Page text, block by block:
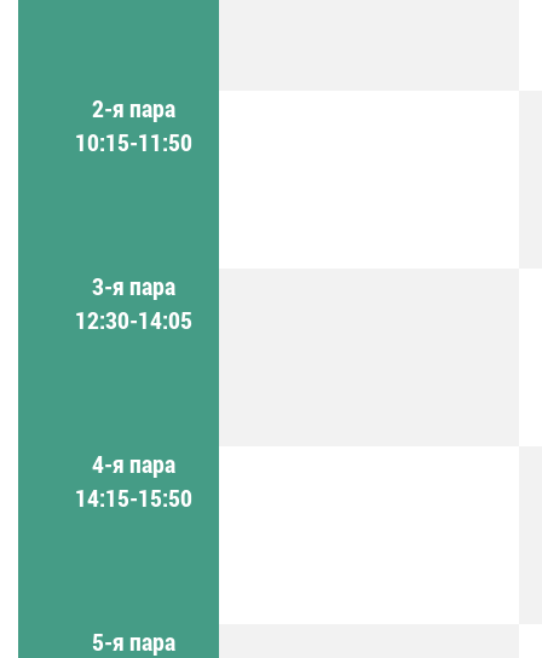
2-я пара
10:15-11:50
3-я пара
12:30-14:05
4-я пара
14:15-15:50
5-я пара